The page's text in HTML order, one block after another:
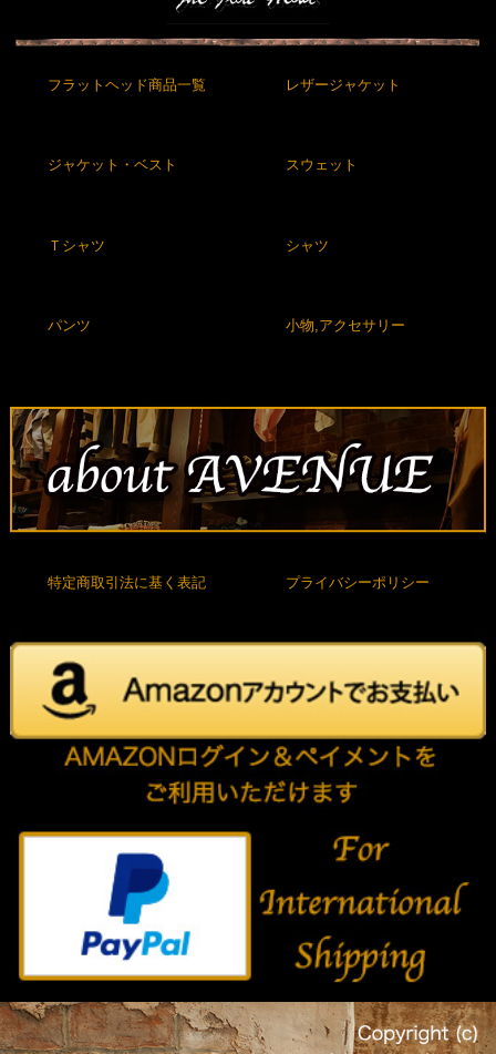
フラットヘッド商品一覧 レザージャケット
ジャケット・ベスト スウェット
Ｔシャツ シャツ
パンツ 小物,アクセサリー
特定商取引法に基く表記 プライバシーポリシー